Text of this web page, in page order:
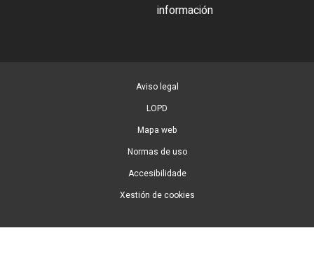
información
Aviso legal
LOPD
Mapa web
Normas de uso
Accesibilidade
Xestión de cookies